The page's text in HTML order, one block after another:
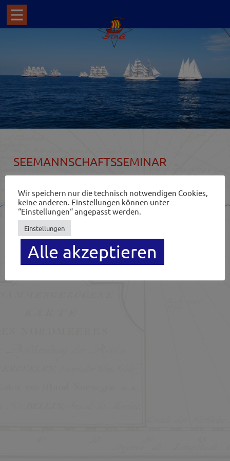
SEEMANNSCHAFTSSEMINAR
Impressum
Datenschutzerklärung
Wir speichern nur die technisch notwendigen Cookies,
keine anderen. Einstellungen können unter
“Einstellungen“ angepasst werden.
Einstellungen
Alle akzeptieren